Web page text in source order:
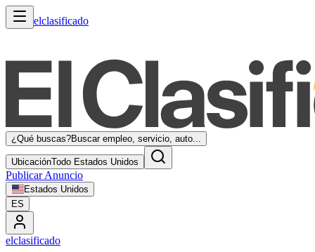
elclasificado
¿Qué buscas?Buscar empleo, servicio, auto...
UbicaciónTodo Estados Unidos
Publicar Anuncio
Estados Unidos
ES
elclasificado